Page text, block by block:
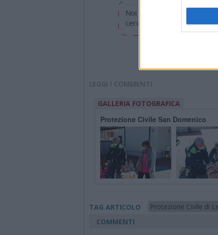
Noi di LegnanoNews
cerchiamo di essere
LEGGI I COMMENTI
GALLERIA FOTOGRAFICA
Protezione Civile San Domenico
TAG ARTICOLO
Protezione Civile di
COMMENTI